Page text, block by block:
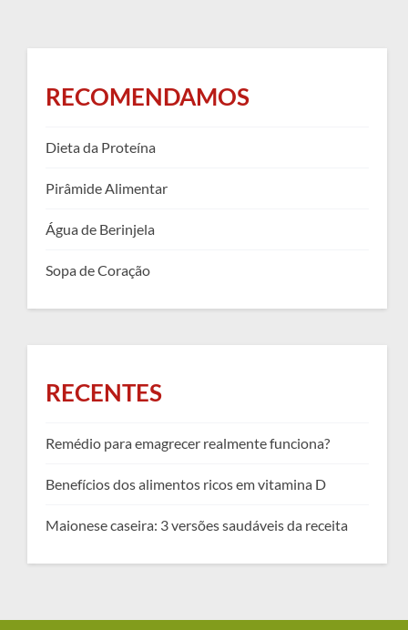
RECOMENDAMOS
Dieta da Proteína
Pirâmide Alimentar
Água de Berinjela
Sopa de Coração
RECENTES
Remédio para emagrecer realmente funciona?
Benefícios dos alimentos ricos em vitamina D
Maionese caseira: 3 versões saudáveis da receita